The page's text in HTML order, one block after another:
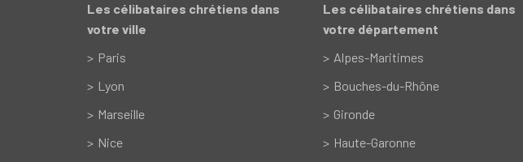
Les célibataires chrétiens dans
votre ville
Paris
Lyon
Marseille
Nice
Les célibataires chrétiens dans
votre département
Alpes-Maritimes
Bouches-du-Rhône
Gironde
Haute-Garonne